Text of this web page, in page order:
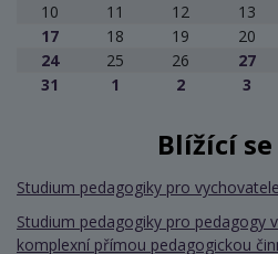
10
11 12 13
17
18 19 20
24
25 26 27
31
1 2 3
Blížící
Studium pedagogiky pro
Studium pedagogiky pro pedagogy
komplexní přímou pedagogickou